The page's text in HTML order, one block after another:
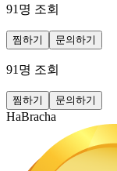
91 명 조회
찜하기 문의하기
91 명 조회
찜하기 문의하기
HaBracha